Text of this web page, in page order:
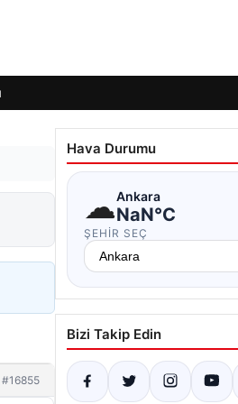
#16855
Hava Durumu
☁Ankara
NaN°C
ŞEHIR SEÇ
Bizi Takip Edin